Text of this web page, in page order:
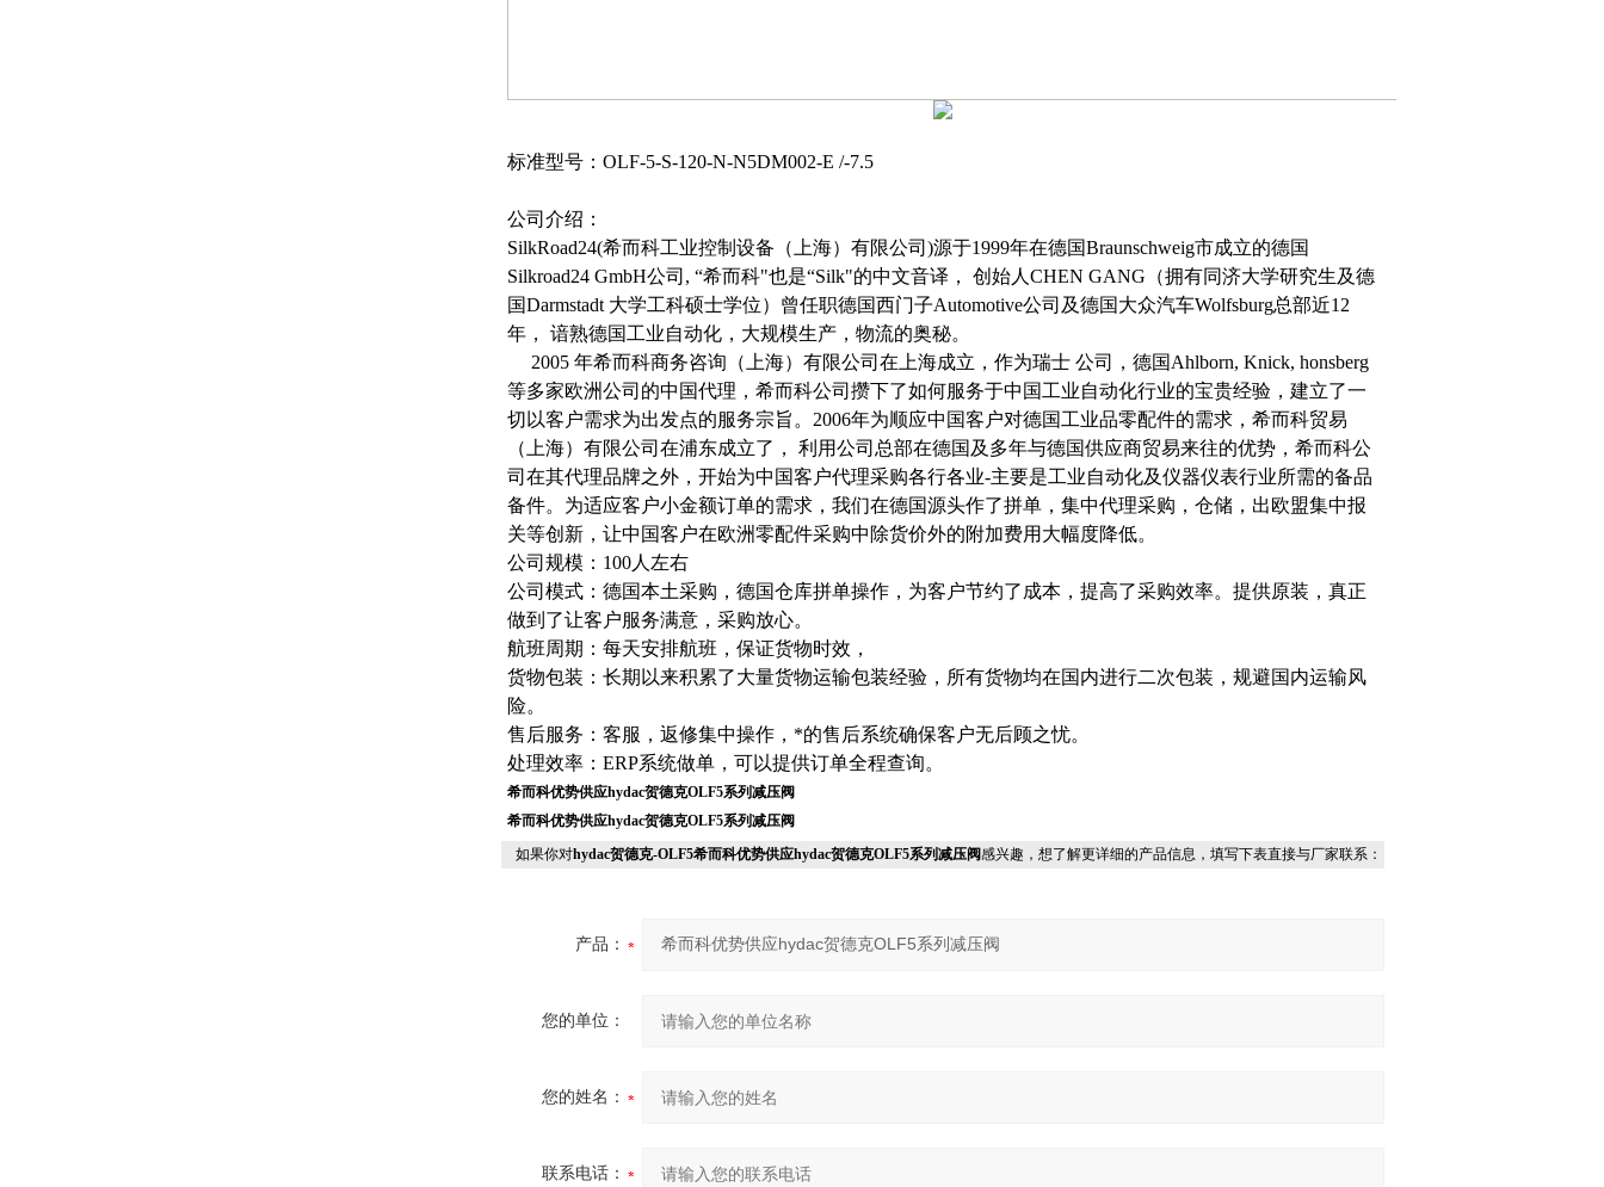
标准型号： OLF-5-S-120-N-N5DM002-E /-7.5
公司介绍：
SilkRoad24(希而科工业控制设备（上海）有限公司)源于1999年在德国Braunschweig市成立的德国
Silkroad24 GmbH公司, “希而科"也是“Silk"的中文音译， 创始人CHEN GANG（拥有同济大学研究生及德
国Darmstadt 大学工科硕士学位）曾任职德国西门子Automotive公司及德国大众汽车Wolfsburg总部近12
年， 谙熟德国工业自动化，大规模生产，物流的奥秘。
2005 年希而科商务咨询（上海）有限公司在上海成立，作为瑞士 公司，德国Ahlborn, Knick, honsberg
等多家欧洲公司的中国代理，希而科公司攒下了如何服务于中国工业自动化行业的宝贵经验，建立了一
切以客户需求为出发点的服务宗旨。2006年为顺应中国客户对德国工业品零配件的需求，希而科贸易
（上海）有限公司在浦东成立了， 利用公司总部在德国及多年与德国供应商贸易来往的优势，希而科公
司在其代理品牌之外，开始为中国客户代理采购各行各业-主要是工业自动化及仪器仪表行业所需的备品
备件。为适应客户小金额订单的需求，我们在德国源头作了拼单，集中代理采购，仓储，出欧盟集中报
关等创新，让中国客户在欧洲零配件采购中除货价外的附加费用大幅度降低。
公司规模： 100人左右
公司模式：德国本土采购，德国仓库拼单操作，为客户节约了成本，提高了采购效率。提供原装，真正
做到了让客户服务满意，采购放心。
航班周期：每天安排航班，保证货物时效，
货物包装：长期以来积累了大量货物运输包装经验，所有货物均在国内进行二次包装，规避国内运输风
险。
售后服务：客服，返修集中操作，*的售后系统确保客户无后顾之忧。
处理效率： ERP系统做单，可以提供订单全程查询。
希而科优势供应hydac贺德克OLF5系列减压阀
希而科优势供应hydac贺德克OLF5系列减压阀
如果你对hydac贺德克-OLF5希而科优势供应hydac贺德克OLF5系列减压阀感兴趣，想了解更详细的产品信息，填写下表直接与厂家联系：
产品：
您的单位：
您的姓名：
联系电话：